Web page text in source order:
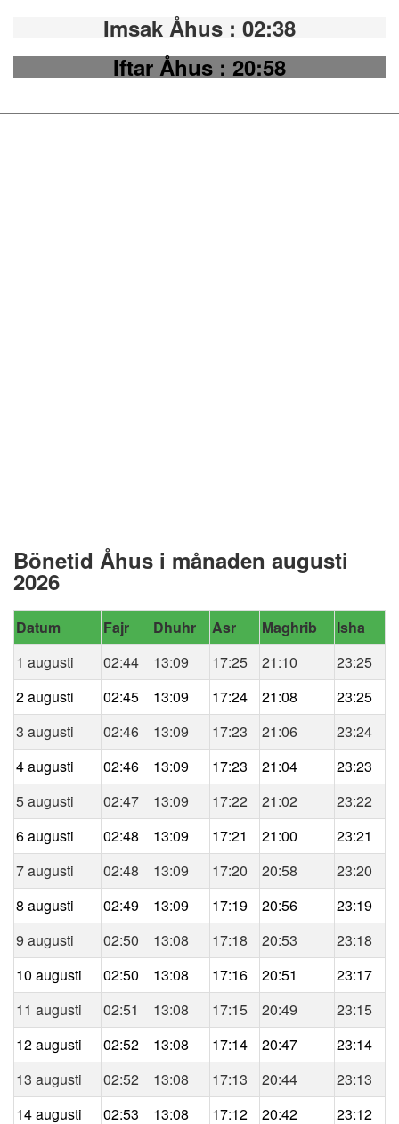
Imsak Åhus : 02:38
Iftar Åhus: 20:58
Bönetid Åhus i månaden augusti
2026
Datum Fajr Dhuhr Asr Maghrib
Isha
1 augusti
02:44 13:09 17:25 21:10
23:25
2 augusti
02:45 13:09 17:24 21:08
23:25
3 augusti
02:46 13:09 17:23 21:06
23:24
4 augusti
02:46 13:09 17:23 21:04
23:23
5 augusti
02:47 13:09 17:22 21:02
23:22
6 augusti
02:48 13:09 17:21 21:00
23:21
7 augusti
02:48 13:09 17:20 20:58
23:20
8 augusti
02:49 13:09 17:19 20:56
23:19
9 augusti
02:50 13:08 17:18 20:53
23:18
10 augusti
02:50 13:08 17:16 20:51
23:17
11 augusti
02:51 13:08 17:15 20:49
23:15
12 augusti
02:52 13:08 17:14 20:47
23:14
13 augusti
02:52 13:08 17:13 20:44
23:13
14 augusti
02:53 13:08 17:12 20:42 23:12